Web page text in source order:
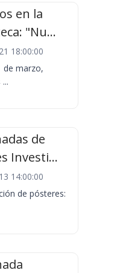
en la
"Nu...
18:00:00
de marzo,
de
Investi...
14:00:00
de pósteres: